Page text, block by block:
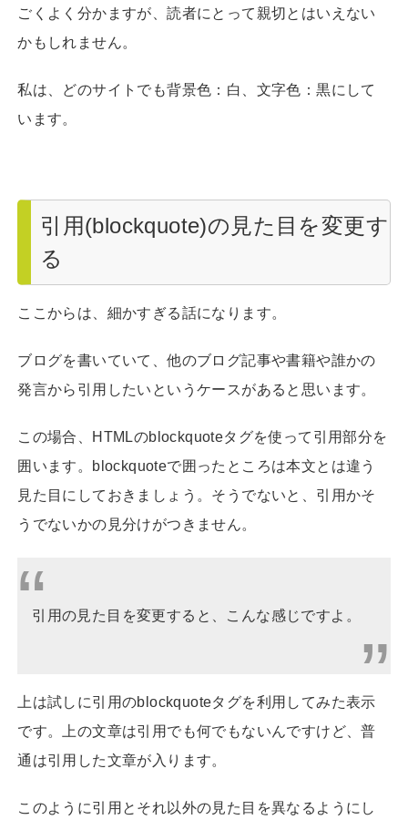
ごくよく分かますが、読者にとって親切とはいえない
かもしれません。
私は、どのサイトでも背景色：白、文字色：黒にして
います。
引用(blockquote)の見た目を変更す
る
ここからは、細かすぎる話になります。
ブログを書いていて、他のブログ記事や書籍や誰かの
発言から引用したいというケースがあると思います。
この場合、HTMLのblockquoteタグを使って引用部分を
囲います。blockquoteで囲ったところは本文とは違う
見た目にしておきましょう。そうでないと、引用かそ
うでないかの見分けがつきません。
引用の見た目を変更すると、こんな感じですよ。
上は試しに引用のblockquoteタグを利用してみた表示
です。上の文章は引用でも何でもないんですけど、普
通は引用した文章が入ります。
このように引用とそれ以外の見た目を異なるようにし